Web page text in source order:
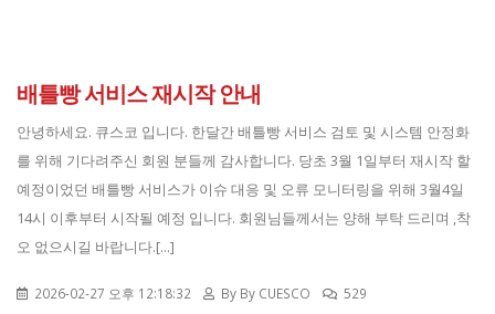
배틀빵 서비스 재시작 안내
안녕하세요. 큐스코 입니다. 한달간 배틀빵 서비스 검토 및 시스템 안정화
를 위해 기다려주신 회원 분들께 감사합니다. 당초 3월 1일부터 재시작 할
예정이었던 배틀빵 서비스가 이슈 대응 및 오류 모니터링을 위해 3월4일
14시 이후부터 시작될 예정 입니다. 회원님들께서는 양해 부탁 드리며 ,착
오 없으시길 바랍니다.[...]
2026-02-27 오후 12:18:32 By By CUESCO 529